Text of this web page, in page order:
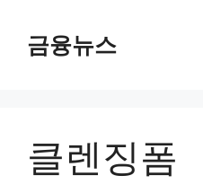
금융뉴스
클렌징폼